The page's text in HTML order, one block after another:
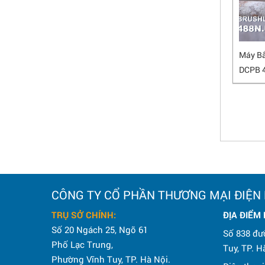
Máy
DCPB
CÔNG TY CỔ PHẦN THƯƠNG MẠI
TRỤ SỞ CHÍNH:
Số 20 Ngách 25, Ngõ 61
Phố Lạc Trung,
Phường Vĩnh Tuy, TP. Hà Nội.
ĐỊA ĐIỂM
Số 838
Tuy, TP.